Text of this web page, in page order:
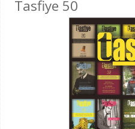
Tasfiye 50